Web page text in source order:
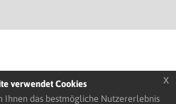
verwendet Cookies
Ihnen das bestmögliche Nutzererlebnis
x